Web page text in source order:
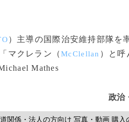
）主導の国際治安維持部隊を
マクレラン（McClellan ）と呼
Mathes
政治
関係・法人の方向け 写真・動画 購入